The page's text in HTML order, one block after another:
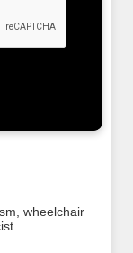
wheelchair